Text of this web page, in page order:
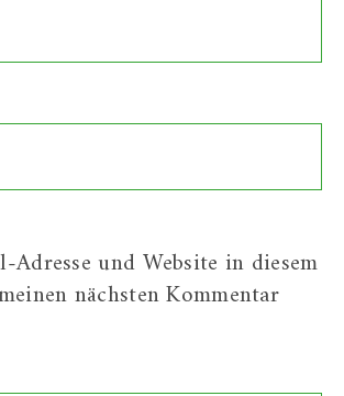
Adresse und Website in diesem
nächsten Kommentar